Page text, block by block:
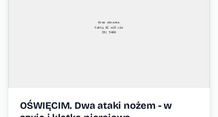
OŚWIĘCIM. Dwa ataki nożem - w